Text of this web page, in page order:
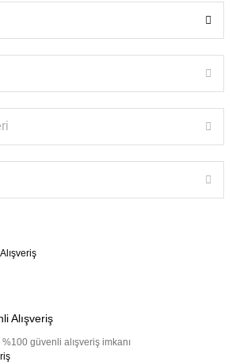
Alışveriş
güvenli alışveriş imkanı